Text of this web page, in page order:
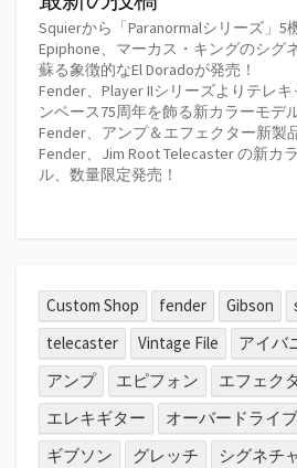
Squierから「Paranormalシリーズ」5
Epiphone、マーカス・キングのシグ
蘇る象徴的なEl Doradoが発売！
Fender、Player IIシリーズよりテレ
ンベース75周年を飾る新カラーモデ
Fender、アンプ＆エフェクター新製
Fender、Jim Root Telecaster の新カ
ル、数量限定発売！
Custom Shop fender Gibson
telecaster
Vintage File アイバ
アンプ
エピフォン エフェク
エレキギター
オーバードライブ
ギブソン
グレッチ
シグネチ